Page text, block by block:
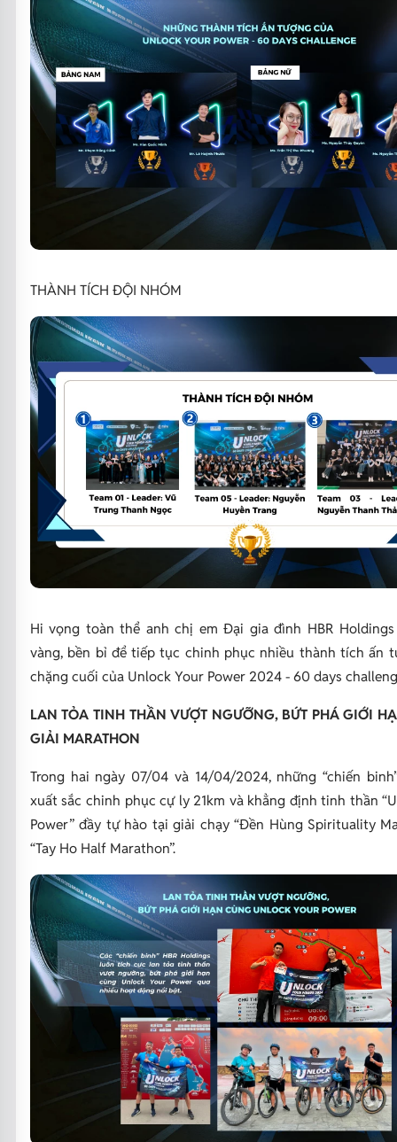
THÀNH TÍCH ĐỘI NHÓM
Hi vọng toàn thể anh chị em Đại gia đình HBR
vàng, bền bỉ để tiếp tục chinh phục nhiều thành tích ấn
chặng cuối của Unlock Your Power 2024 - 60 days
LAN TỎA TINH THẦN VƯỢT NGƯỠNG, BỨT PHÁ GIỚI
GIẢI MARATHON
Trong hai ngày 07/04 và 14/04/2024, những “chiến
xuất sắc chinh phục cự ly 21km và khẳng định tinh thần
Power” đầy tự hào tại giải chạy “Đền Hùng Spirituality
“Tay Ho Half Marathon”.